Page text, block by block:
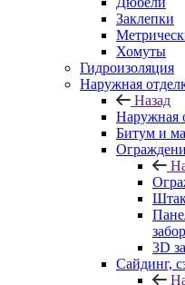
Заклепки
Хомуты
Гидроизоляция
Наружная
Назад
Наружная
Битум и
3D
Cайдинг,